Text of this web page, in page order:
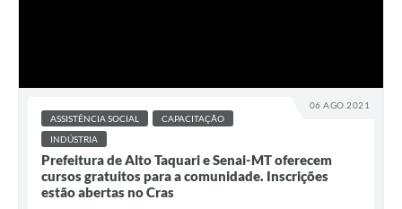
06 AGO 2021
ASSISTÊNCIA SOCIAL
CAPACITAÇÃO
INDÚSTRIA
Prefeitura de Alto Taquari e Senai-MT oferecem
cursos gratuitos para a comunidade. Inscrições
estão abertas no Cras